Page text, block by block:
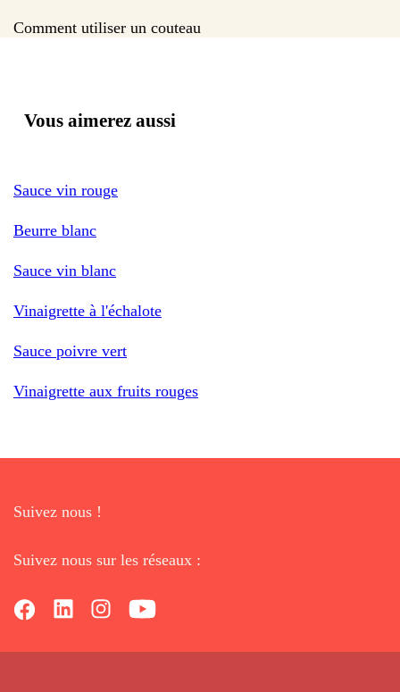
Comment utiliser un couteau
Vous aimerez aussi
Sauce vin rouge
Beurre blanc
Sauce vin blanc
Vinaigrette à l'échalote
Sauce poivre vert
Vinaigrette aux fruits rouges
Suivez nous !
Suivez nous sur les réseaux :